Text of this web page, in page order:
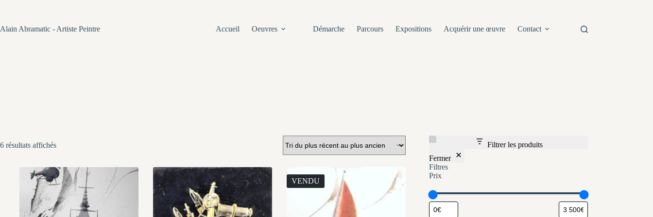
Alain Abramatic - Artiste Peintre
Accueil Oeuvres Démarche Parcours Expositions Acquérir une œuvre Contact
6 résultats affichésTrié
récent
au
plus
ancien
VENDU
Filtrer les produits
Fermer
Filtres
Prix